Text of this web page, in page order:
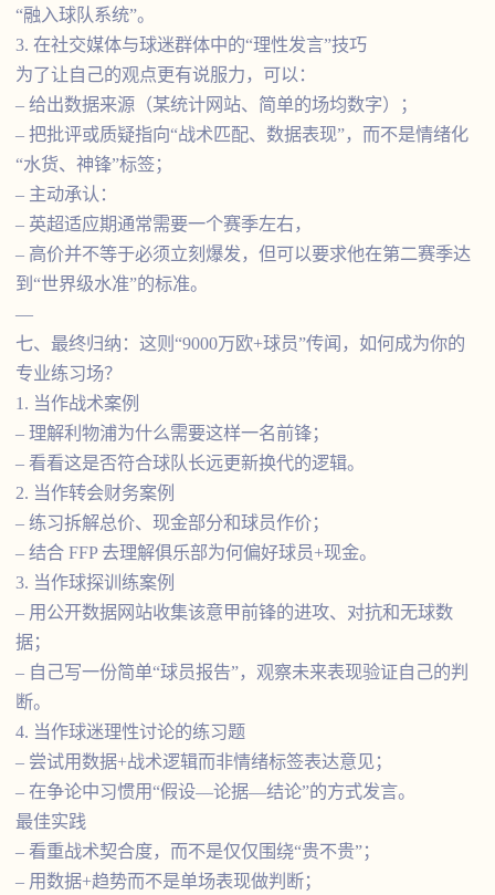
“融入球队系统”。
3. 在社交媒体与球迷群体中的“理性发言”技巧
为了让自己的观点更有说服力，可以：
– 给出数据来源（某统计网站、简单的场均数字）；
– 把批评或质疑指向“战术匹配、数据表现”，而不是情绪化
“水货、神锋”标签；
– 主动承认：
– 英超适应期通常需要一个赛季左右，
– 高价并不等于必须立刻爆发，但可以要求他在第二赛季达
到“世界级水准”的标准。
—
七、最终归纳：这则“9000万欧+球员”传闻，如何成为你的
专业练习场？
1. 当作战术案例
– 理解利物浦为什么需要这样一名前锋；
– 看看这是否符合球队长远更新换代的逻辑。
2. 当作转会财务案例
– 练习拆解总价、现金部分和球员作价；
– 结合 FFP 去理解俱乐部为何偏好球员+现金。
3. 当作球探训练案例
– 用公开数据网站收集该意甲前锋的进攻、对抗和无球数
据；
– 自己写一份简单“球员报告”，观察未来表现验证自己的判
断。
4. 当作球迷理性讨论的练习题
– 尝试用数据+战术逻辑而非情绪标签表达意见；
– 在争论中习惯用“假设—论据—结论”的方式发言。
最佳实践
– 看重战术契合度，而不是仅仅围绕“贵不贵”；
– 用数据+趋势而不是单场表现做判断；